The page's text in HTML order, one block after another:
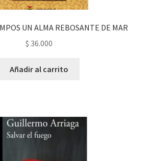
UN ALMA REBOSANTE DE MAR
$ 36.000
Añadir al carrito